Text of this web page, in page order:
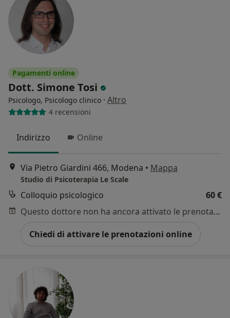
Pagamenti online
Dott. Simone Tosi
Psicologo, Psicologo clinico · Altro
4 recensioni
Indirizzo Online
Via Pietro Giardini 466, Modena • Mappa
Studio di Psicoterapia Le Scale
Colloquio psicologico
60 €
Questo dottore non ha ancora attivato le prenotazioni online presso questo indirizzo.
Chiedi di attivare le prenotazioni online